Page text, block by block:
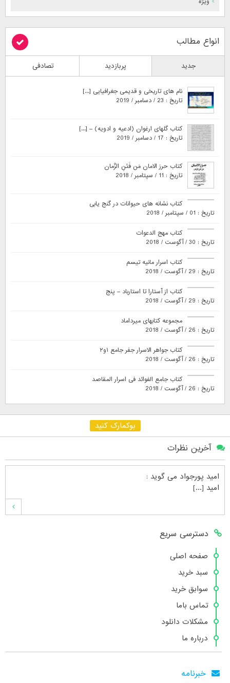
انواع مطالب
جدید پربازدید تصادفی
نام های تاریخی و قدیمی جغرافیایی [...]
تاریخ : 23 / دسامبر / 2019
کتاب گلهای ارغوان (ادعیه و ادویه) – [...]
تاریخ : 17 / دسامبر / 2019
کتاب حرز الامان مَن فَتَنِ الزَّمان
تاریخ : 11 / سپتامبر / 2018
کتاب نشانه های حیوانات در گنج یابی
تاریخ : 01 / سپتامبر / 2018
کتاب مهج الدعوات
تاریخ : 30 / آگوست / 2018
کتاب اسرار مانیه تیسم
تاریخ : 29 / آگوست / 2018
کتاب از آستارا تا استارباد – پنج
تاریخ : 29 / آگوست / 2018
مجموعه کتابهای میرداماد
تاریخ : 26 / آگوست / 2018
کتاب جواهر الاسرار جفر جامع ۱و۲
تاریخ : 26 / آگوست / 2018
کتاب جامع الفوائد فی اسرار المقاصد
تاریخ : 26 / آگوست / 2018
بوکمارک کنید
آخرین نظرات
امید پورجواد می گوید :
امید [...]
محمدشهنوازیمی گوید :
سلام بنده محمد شهنوازی فقط بوسیله ا [...]
محمدمی گوید :
سلام تعداد کتاب۶در سایت زیاد نیست [...]
هانیه عسگری
بسیار عالی [...]
دسترسی سریع
صفحه اصلی
سبد خرید
سوابق خرید
تماس باما
مشکلات دانلود
درباره ما
خبرنامه